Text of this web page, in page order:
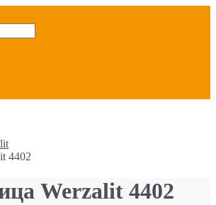
4402
Werzalit 4402